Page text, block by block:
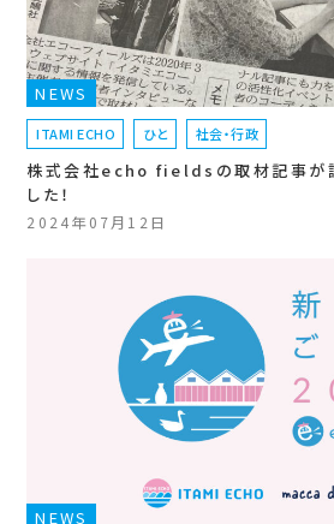
NEWS
ITAMI ECHO ひと 社会・行政
株式会社echo fieldsの取材記事が
した！
2024年07月12日
NEWS